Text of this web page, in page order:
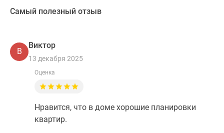
Самый полезный отзыв
В
Виктор
13 декабря 2025
Оценка
Нравится, что в доме хорошие планировки
квартир.